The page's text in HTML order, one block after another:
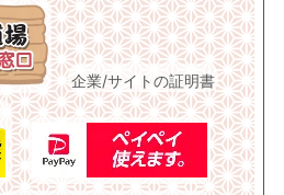
企業/サイトの証明書